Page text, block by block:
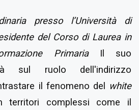
presso l’Università di
del Corso di Laurea in
Primaria
Il suo
sul ruolo dell'indirizzo
il fenomeno del white
territori complessi come il